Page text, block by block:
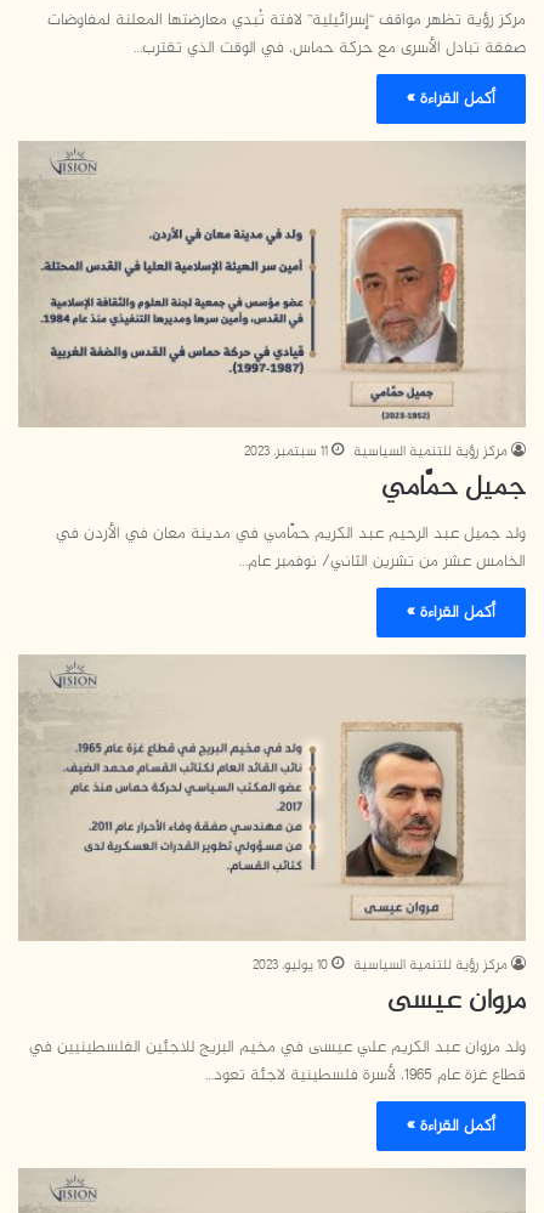
مركز رؤية تظهر مواقف “إسرائيلية” لافتة تُبدي معارضتها المعلنة لمفاوضات
صفقة تبادل الأسرى مع حركة حماس، في الوقت الذي تقترب…
أكمل القراءة »
مركز رؤية للتنمية السياسية 11 سبتمبر، 2023
جميل حمَّامي
ولد جميل عبد الرحيم عبد الكريم حمَّامي في مدينة معان في الأردن في
الخامس عشر من تشرين الثاني/ نوفمبر عام…
أكمل القراءة »
مركز رؤية للتنمية السياسية 10 يوليو، 2023
مروان عيسى
ولد مروان عبد الكريم علي عيسى في مخيم البريج للاجئين الفلسطينيين في
قطاع غزة عام 1965، لأسرة فلسطينية لاجئة تعود…
أكمل القراءة »